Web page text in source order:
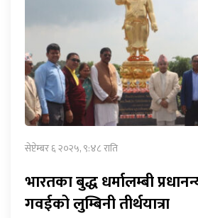
सेप्टेम्बर ६ २०२५, ९:४८ राति
भारतका बुद्ध धर्मालम्बी
गवईको लुम्बिनी तीर्थयात्रा